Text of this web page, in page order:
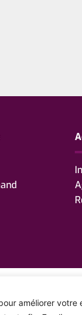
améliorer votre